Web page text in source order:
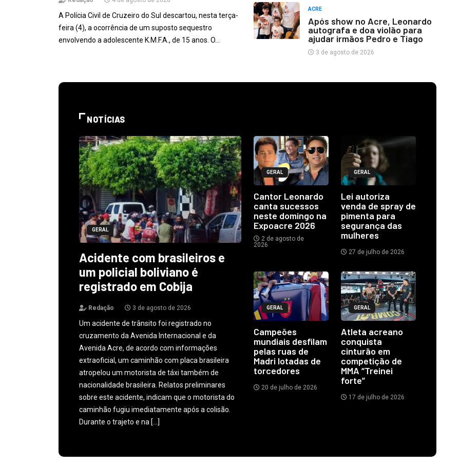
A Polícia Civil de Cruzeiro do Sul descartou, nesta terça-
feira (4), a ocorrência de um suposto sequestro
envolvendo a adolescente K.M.F.A., de 15 anos. O…
ACRE
Após show no Acre, Leonardo
autografa e doa violão para
ajudar irmãos Pedro e Tiago
3 de agosto de 2026
NOTÍCIAS
GERAL
Acidente com brasileiros e
um policial boliviano é
registrado em Cobija
Redação 3 de agosto de 2026
Um acidente de trânsito foi registrado no
cruzamento da Avenida Internacional e da
Avenida Acre, de acordo com informações
extraoficial, um caminhão com placa brasileira
atropelou um motorista de táxi também de
nacionalidade brasileira. Relatos preliminares
sobre este acidente, indicam que o motorista do
caminhão fugiu imediatamente após a colisão.
Durante o trajeto e na […]
GERAL
Cantor Leonardo
canta sucessos
neste domingo na
Expoacre 2026
2 de agosto de
2026
GERAL
Lei autoriza
venda de spray de
pimenta para
segurança das
mulheres
27 de julho de 2026
GERAL
Campeões
mundiais desfilam
pelas ruas de
Madri lotadas de
torcedores
20 de julho de 2026
GERAL
Atleta acreano
conquista
cinturão em
competição de
MMA “Treinei
forte”
17 de julho de 2026